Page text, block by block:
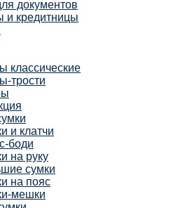
документов
и кредитницы
классические
трости
и клатчи
боди
на руку
сумки
на пояс
мешки